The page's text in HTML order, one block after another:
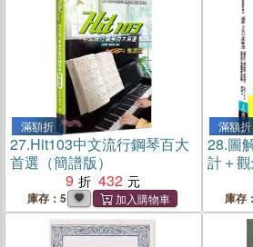
滿額折
27.Hit103中文流行鋼琴百大
首選（簡譜版）
9
432
庫存：5
滿額折
28.圖
計＋
專業
展開庫存